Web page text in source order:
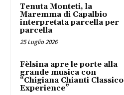
Tenuta Monteti, la
Maremma di Capalbio
interpretata parcella per
parcella
25 Luglio 2026
Fèlsina apre le porte alla
grande musica con
“Chigiana Chianti Classico
Experience”